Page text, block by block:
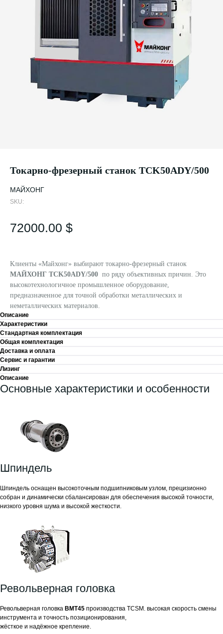
Токарно-фрезерный станок TCK50ADY/500
МАЙХОНГ
SKU:
72000.00 $
Клиенты «Майхонг» выбирают токарно-фрезерный станок
МАЙХОНГ TCK50ADY/500 по ряду объективных причин. Это
высокотехнологичное промышленное оборудование,
предназначенное для точной обработки металлических и
неметаллических материалов.
Описание
Характеристики
Стандартная комплектация
Общая комплектация
Доставка и оплата
Сервис и гарантии
Лизинг
Описание
Основные характеристики и особенности
Шпиндель
Шпиндель оснащен высокоточным подшипниковым узлом, прецизионно
собран и динамически сбалансирован для обеспечения высокой точности,
низкого уровня шума и высокой жесткости.
Револьверная головка
Револьверная головка BMT45 производства TCSM. высокая скорость смены
инструмента и точность позиционирования,
жёсткое и надёжное крепление.